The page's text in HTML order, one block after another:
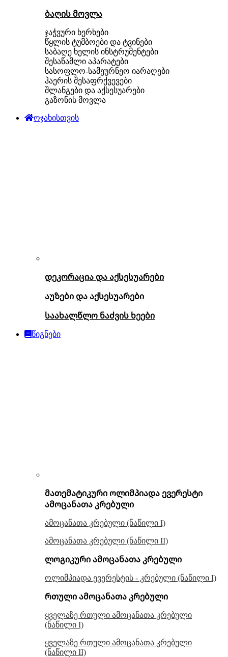
ბაღის მოვლა
ჯაჭვური ხერხები
წყლის ტუმბოები და ტვინები
საბაღე ხელის ინსტრუმენტები
შესაწამლი აპარატები
სასოფლო-სამეურნეო იარაღები
ჰაერის შესაფრქვევები
შლანგები და აქსესუარები
გაზონის მოვლა
ოჯახისთვის
დეკორაცია და აქსესუარები
აუზები და აქსესუარები
საახალწლო ნაძვის ხეები
წიგნები
მათემატიკური ოლიმპიადა ევერესტი
ამოცანათა კრებული
ამოცანათა კრებული (ნაწილი I)
ამოცანათა კრებული (ნაწილი II)
ლოგიკური ამოცანათა კრებული
ოლიმპიადა ევერესტის - კრებული (ნაწილი I)
რთული ამოცანათა კრებული
ყველაზე რთული ამოცანათა კრებული
(ნაწილი I)
ყველაზე რთული ამოცანათა კრებული
(ნაწილი II)